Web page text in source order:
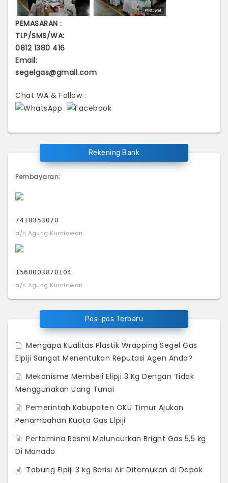
PEMASARAN :
TLP/SMS/WA:
0812 1380 416
Email:
segelgas@gmail.com
Chat WA & Follow :
Rekening Bank
Pembayaran:
7410353070
a/n Agung Kurniawan
1560003870104
a/n Agung Kurniawan
Pos-pos Terbaru
Mengapa Kualitas Plastik Wrapping Segel Gas
Elpiji Sangat Menentukan Reputasi Agen Anda?
Mekanisme Membeli Elipji 3 Kg Dengan Tidak
Menggunakan Uang Tunai
Pemerintah Kabupaten OKU Timur Ajukan
Penambahan Kuota Gas Elpiji
Pertamina Resmi Meluncurkan Bright Gas 5,5 kg
Di Manado
Tabung Elpiji 3 kg Berisi Air Ditemukan di Depok